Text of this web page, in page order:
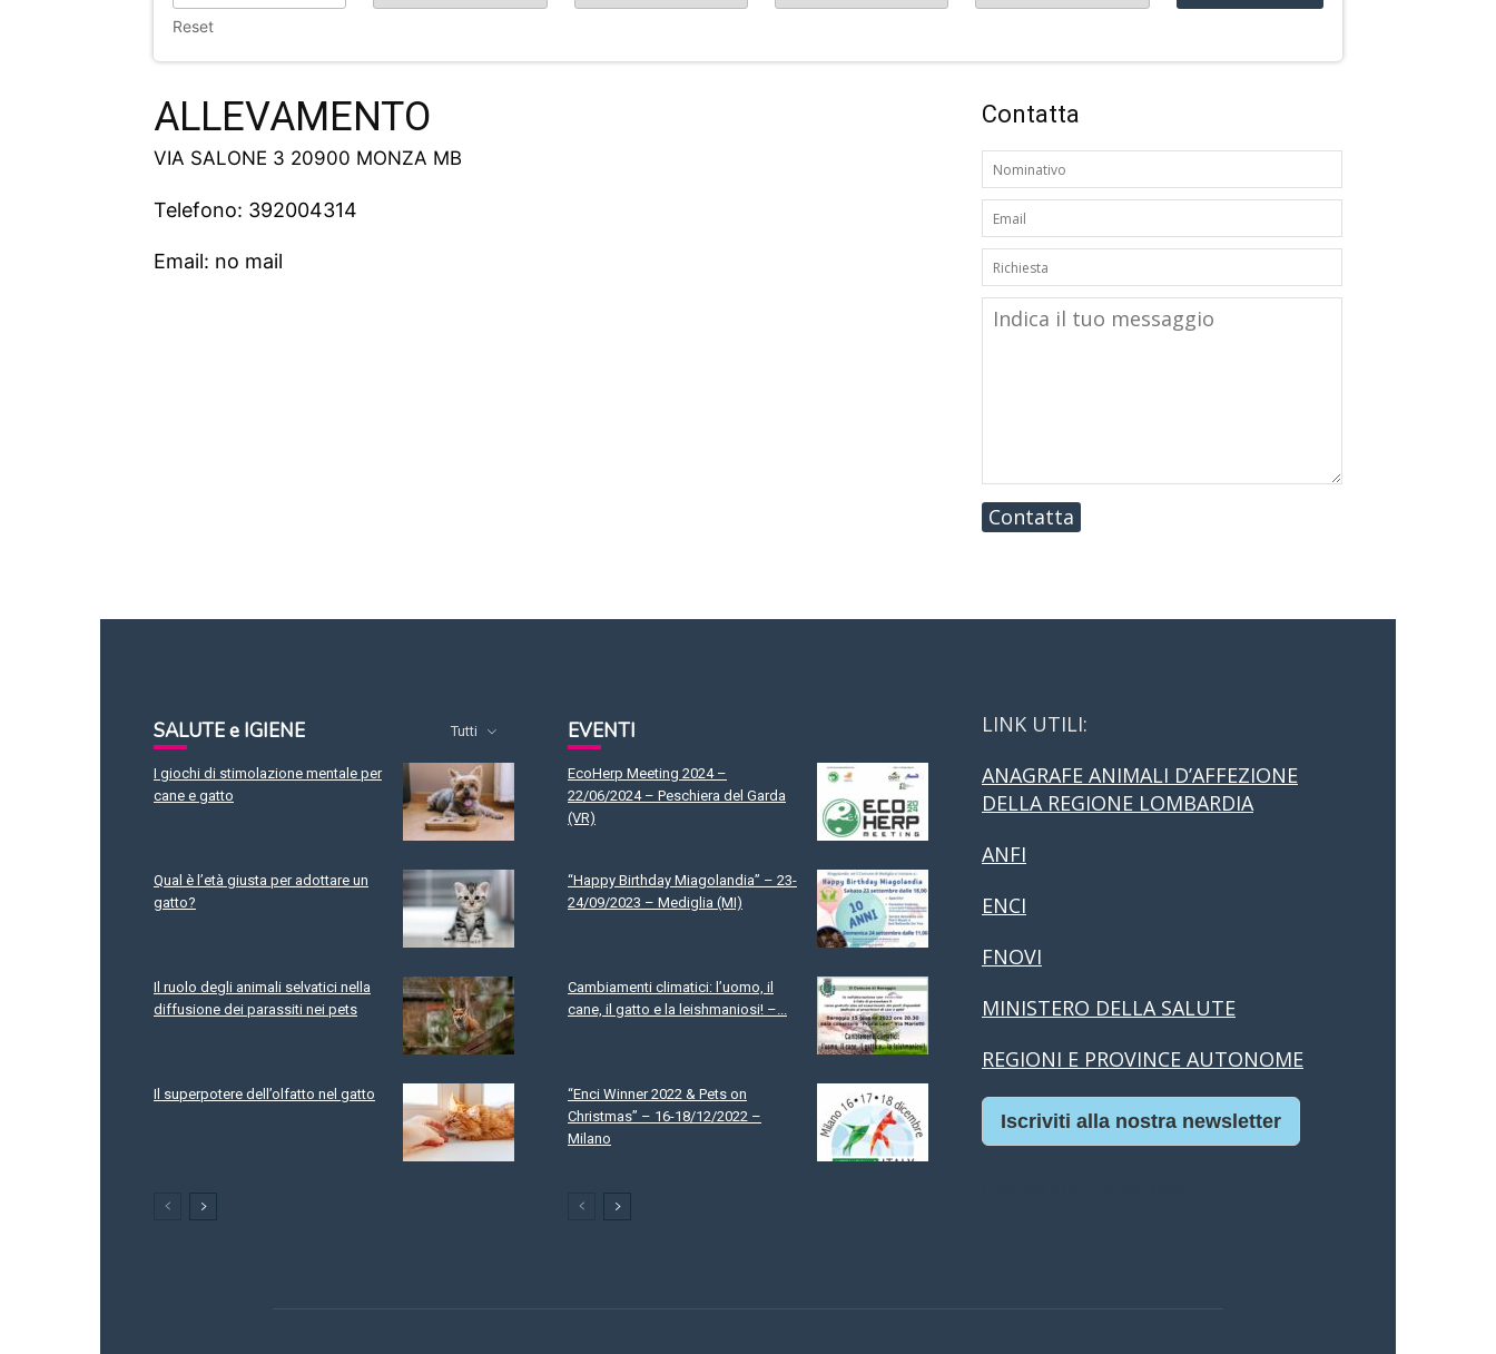
Reset
ALLEVAMENTO
VIA SALONE 3 20900 MONZA MB
Telefono: 392004314
Email: no mail
Contatta
Contatta
SALUTE e IGIENE Tutti
I giochi di stimolazione mentale per
cane e gatto
Qual è l’età giusta per adottare un
gatto?
Il ruolo degli animali selvatici nella
diffusione dei parassiti nei pets
Il superpotere dell’olfatto nel gatto
EVENTI
EcoHerp Meeting 2024 –
22/06/2024 – Peschiera del Garda
(VR)
“Happy Birthday Miagolandia” – 23-
24/09/2023 – Mediglia (MI)
Cambiamenti climatici: l’uomo, il
cane, il gatto e la leishmaniosi! –...
“Enci Winner 2022 & Pets on
Christmas” – 16-18/12/2022 –
Milano
LINK UTILI:
ANAGRAFE ANIMALI D’AFFEZIONE
DELLA REGIONE LOMBARDIA
ANFI
ENCI
FNOVI
MINISTERO DELLA SALUTE
REGIONI E PROVINCE AUTONOME
Iscriviti alla nostra newsletter